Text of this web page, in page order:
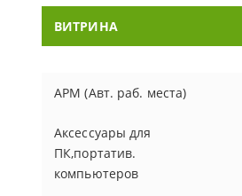
ВИТРИНА
АРМ (Авт. раб. места)
Аксессуары для
ПК,портатив.
компьютеров